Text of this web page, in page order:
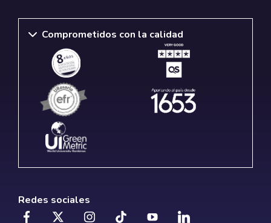
Comprometidos con la calidad
Redes sociales